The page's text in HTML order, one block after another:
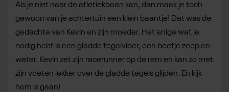
Als je niet naar de atletiekbaan kan, dan maak je toch
gewoon van je achtertuin een klein baantje! Dat was de
gedachte van Kevin en zijn moeder. Het enige wat je
nodig hebt is een gladde tegelvloer, een beetje zeep en
water. Kevin zet zijn racerunner op de rem en kan zo met
zijn voeten lekker over de gladde tegels glijden. En kijk
hem is gaan!